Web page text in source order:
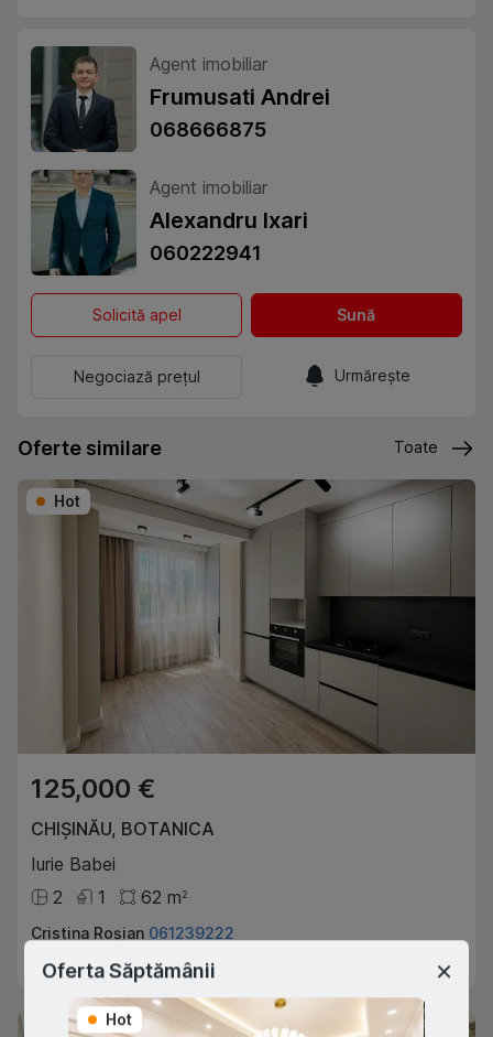
Agent imobiliar
Frumusati Andrei
068666875
Agent imobiliar
Alexandru Ixari
060222941
Solicită apel Sună
Negociază prețul Urmărește
Oferte similare Toate
Hot
125,000 €
CHIȘINĂU, BOTANICA
Iurie Babei
2
1 62 m2
Cristina Roșian 061239222
Agent imobiliar
Oferta Săptămânii
Hot Hot